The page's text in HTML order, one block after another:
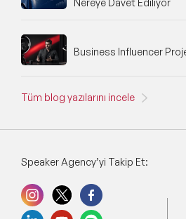
Business Influencer
Tüm blog yazılarını incele
Speaker Agency’yi Takip Et: